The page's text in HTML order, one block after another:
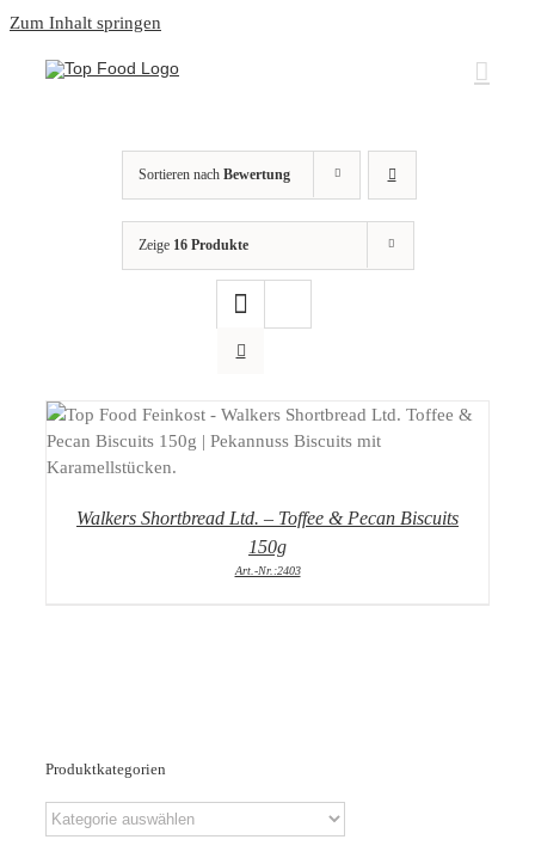
Zum Inhalt springen
Sortieren nach Bewertung
Zeige 16 Produkte
DETAILS
Walkers Shortbread Ltd. – Toffee & Pecan Biscuits
150g
Art.-Nr.:2403
Produktkategorien